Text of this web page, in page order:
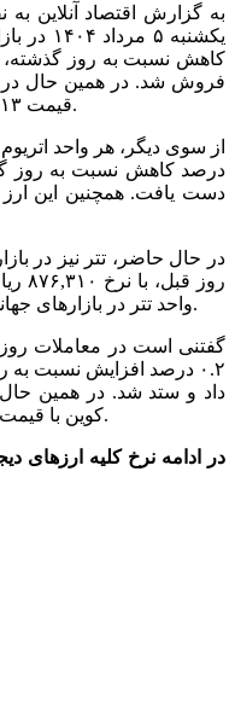
به گزارش اقتصاد آنلاین به
فروش شد. در همین حال در
قیمت ۱۱۷,۹۸۴.۱۳ دلار در حال معامله می‌باشد.
واحد تتر در بازار‌های جهانی با قیمت ۱ دلار در حال معامله است.
گفتنی است در معاملات روز
داد و ستد شد. در همین
کوین با قیمت ۷۸۶.۹۱ دلار مورد معامله قرار گرفت.
در ادامه نرخ کلیه ارز‌های